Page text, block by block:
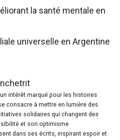
la santé mentale en
universelle en Argentine
intérêt marqué pour les histoires
consacre à mettre en lumière des
solidaires qui changent des
et son optimisme
dans ses écrits, inspirant espoir et